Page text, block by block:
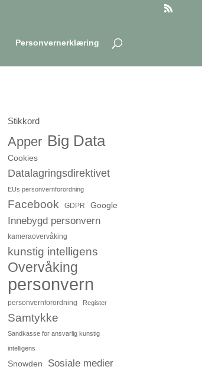
Personvernerklæring
Stikkord
Apper Big Data
Cookies
Datalagringsdirektivet
EUs personvernforordning
Facebook GDPR Google
Innebygd personvern
kameraovervåking
kunstig intelligens
Overvåking
personvern
personvernforordning Register
Samtykke
Sandkasse for ansvarlig kunstig
intelligens
Snowden Sosiale medier